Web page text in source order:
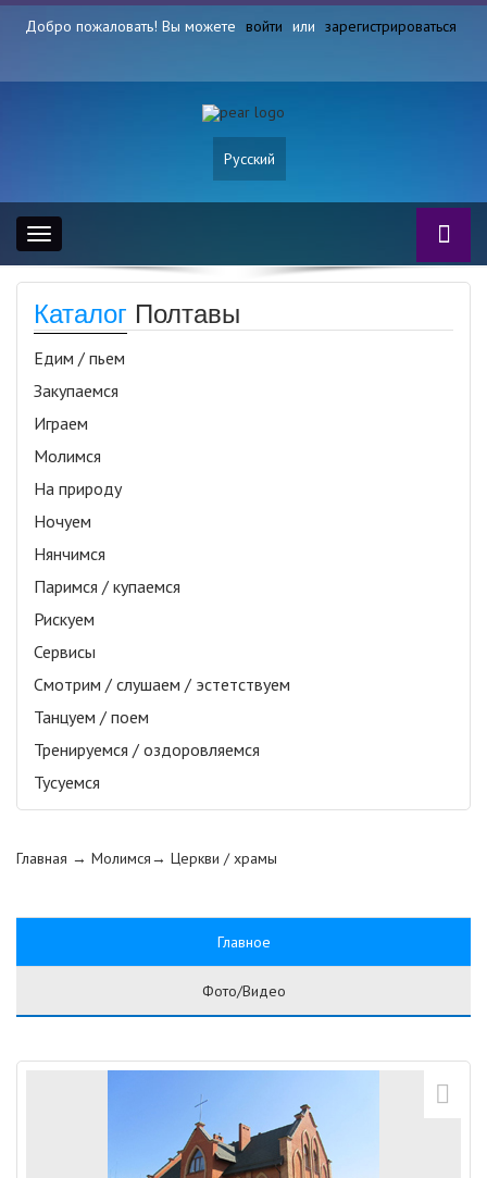
Добро пожаловать! Вы можете войти или зарегистрироваться
Русский
Toggle
navigation
Каталог Полтавы
Едим / пьем
Закупаемся
Играем
Молимся
На природу
Ночуем
Нянчимся
Паримся / купаемся
Рискуем
Сервисы
Смотрим / слушаем / эстетствуем
Танцуем / поем
Тренируемся / оздоровляемся
Тусуемся
Главная → Молимся→ Церкви / храмы
Главное
Фото/Видео